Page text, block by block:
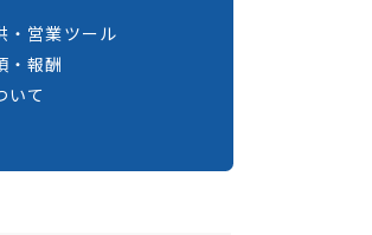
・営業ツール
・報酬
いて